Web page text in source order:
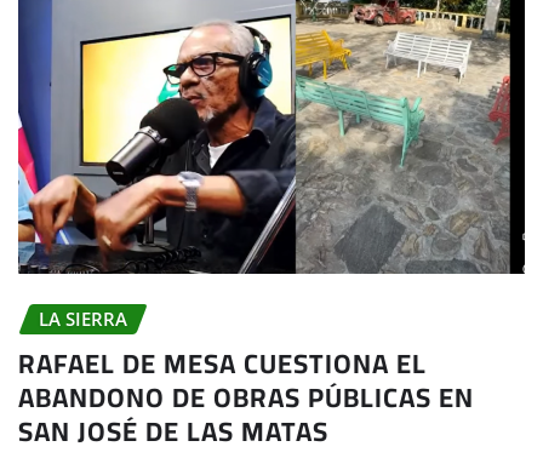
LA SIERRA
RAFAEL DE MESA CUESTIONA EL
ABANDONO DE OBRAS PÚBLICAS EN
SAN JOSÉ DE LAS MATAS